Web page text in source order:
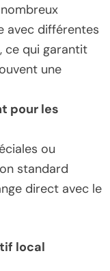
avec différentes
ce qui garantit
une
pour les
ou
standard
direct avec le
local